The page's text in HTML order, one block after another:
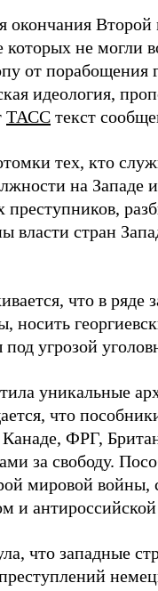
окончания
которых не могли
от порабощения
идеология,
ТАСС текст
тех, кто
на Западе
власти стран
что в ряде
носить
угрозой
уникальные
что
ФРГ,
за свободу.
мировой войны,
и
что западные